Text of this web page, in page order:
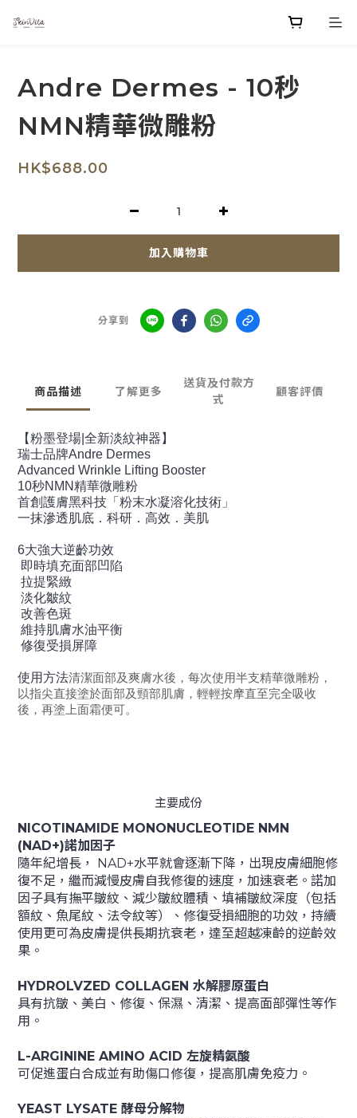
Andre Dermes - 10秒
NMN精華微雕粉
HK$688.00
加入購物車
分享到
商品描述 了解更多
送貨及付款方
式
顧客評價
【粉墨登場|全新淡紋神器】
瑞士品牌Andre Dermes
Advanced Wrinkle Lifting Booster
10秒NMN精華微雕粉
首創護膚黑科技「粉末水凝溶化技術」
一抹滲透肌底．科研．高效．美肌
6大強大逆齡功效
即時填充面部凹陷
拉提緊緻
淡化皺紋
改善色斑
維持肌膚水油平衡
修復受損屏障
使用方法清潔面部及爽膚水後，每次使用半支精華微雕粉，
以指尖直接塗於面部及頸部肌膚，輕輕按摩直至完全吸收
後，再塗上面霜便可。
主要成份
NICOTINAMIDE MONONUCLEOTIDE NMN
(NAD+)諾加因子
隨年紀增長， NAD+水平就會逐漸下降，出現皮膚細胞修
復不足，繼而減慢皮膚自我修復的速度，加速衰老。諾加
因子具有撫平皺紋、減少皺紋體積、填補皺紋深度（包括
額紋、魚尾紋、法令紋等）、修復受損細胞的功效，持續
使用更可為皮膚提供長期抗衰老，達至超越凍齡的逆齡效
果。
HYDROLVZED COLLAGEN 水解膠原蛋白
具有抗皺、美白、修復、保濕、清潔、提高面部彈性等作
用。
L-ARGININE AMINO ACID 左旋精氨酸
可促進蛋白合成並有助傷口修復，提高肌膚免疫力。
YEAST LYSATE 酵母分解物